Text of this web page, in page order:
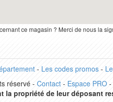
ce magasin ? Merci de nous la
- Les codes promos-
réservé - Contact- Espace PRO-
la propriété de leur déposant